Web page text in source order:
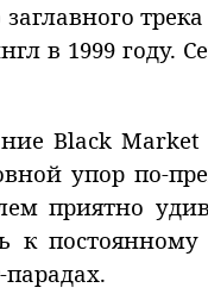
в 1999 году.
Black
упор по-
приятно
к